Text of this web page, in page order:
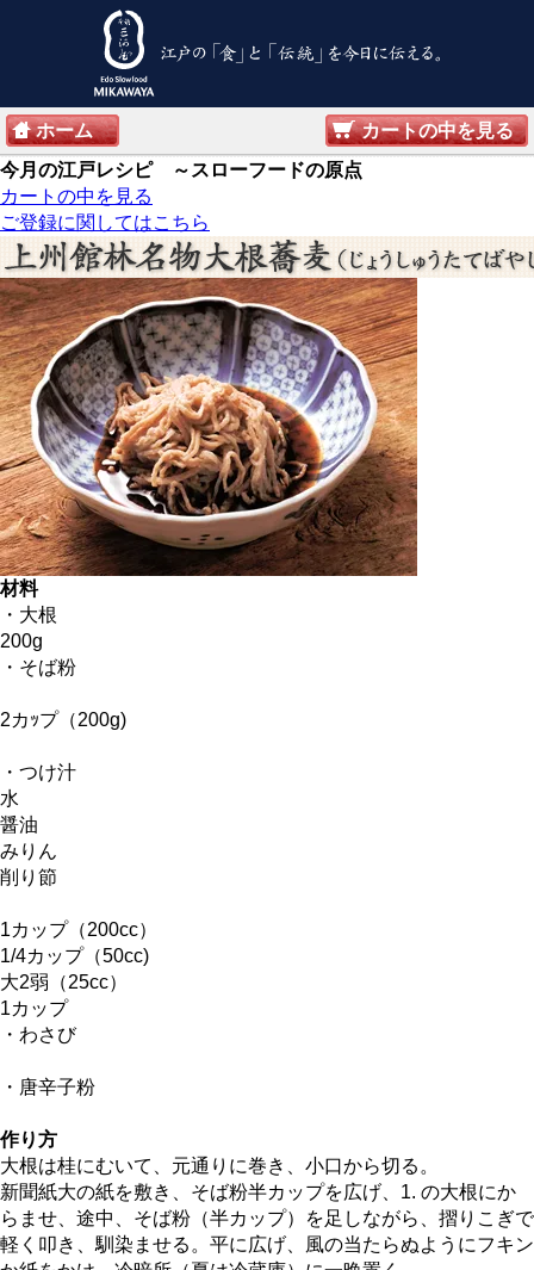
ホーム
カートの中を見る
今月の江戸レシピ ～スローフードの原点
カートの中を見る
ご登録に関してはこちら
材料
・大根
200g
・そば粉
2カｯプ（200g)
・つけ汁
水
醤油
みりん
削り節
1カップ（200cc）
1/4カップ（50cc)
大2弱（25cc）
1カップ
・わさび
・唐辛子粉
作り方
大根は桂にむいて、元通りに巻き、小口から切る。
新聞紙大の紙を敷き、そば粉半カップを広げ、1. の大根にか
らませ、途中、そば粉（半カップ）を足しながら、摺りこぎで
軽く叩き、馴染ませる。平に広げ、風の当たらぬようにフキン